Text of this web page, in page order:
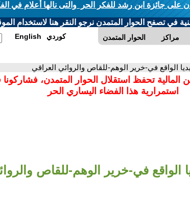
على جائزة ابن رشد للفكر الحر والتى نالها أعلام في
في تصفح الحوار المتمدن نرجو النقر هنا لاستخدام
الحوار المتمدن مراكز English كوردي
الواقع في-خرير الوهم-للقاص والروائي العراقي
المالية تحفظ استقلال الحوار المتمدن،
استمرارية هذا الفضاء اليساري الحر
الواقع في-خرير الوهم-للقاص